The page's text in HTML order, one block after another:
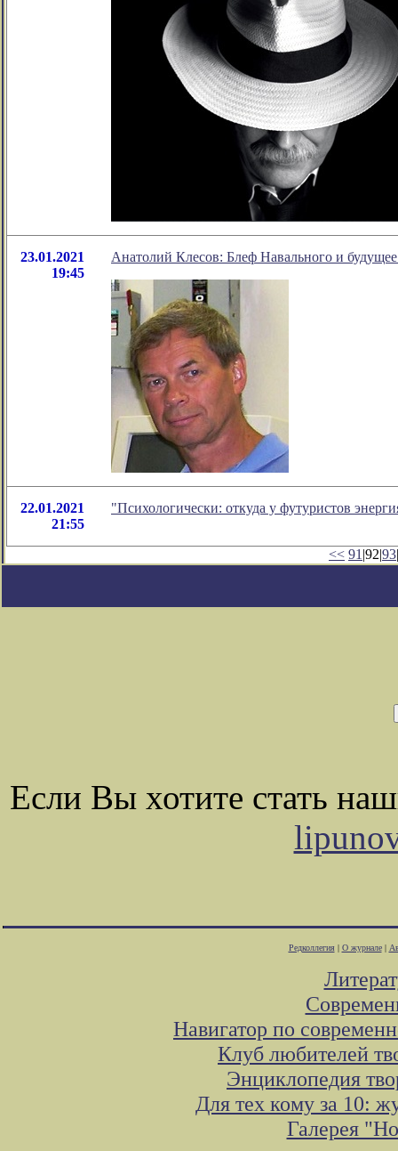
23.01.2021
19:45
Анатолий Клесов: Блеф Навального и
22.01.2021
21:55
"Психологически: откуда у футуристов
<< 91 |92|93|
Если Вы хотите стать
Редколлегия| О журнале|
Навигатор по
Клуб любителей
Энциклопедия
Для тех кому за 10:
Галерея